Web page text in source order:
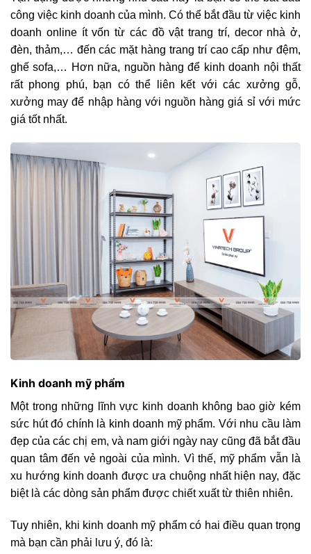
công việc kinh doanh của mình. Có thể bắt đầu từ việc kinh
doanh online ít vốn từ các đồ vật trang trí, decor nhà ở,
đèn, thảm,… đến các mặt hàng trang trí cao cấp như đệm,
ghế sofa,… Hơn nữa, nguồn hàng để kinh doanh nội thất
rất phong phú, bạn có thể liên kết với các xưởng gỗ,
xưởng may để nhập hàng với nguồn hàng giá sỉ với mức
giá tốt nhất.
Kinh doanh mỹ phẩm
Một trong những lĩnh vực kinh doanh không bao giờ kém
sức hút đó chính là kinh doanh mỹ phẩm. Với nhu cầu làm
đẹp của các chị em, và nam giới ngày nay cũng đã bắt đầu
quan tâm đến vẻ ngoài của mình. Vì thế, mỹ phẩm vẫn là
xu hướng kinh doanh được ưa chuộng nhất hiện nay, đặc
biệt là các dòng sản phẩm được chiết xuất từ thiên nhiên.
Tuy nhiên, khi kinh doanh mỹ phẩm có hai điều quan trọng
mà bạn cần phải lưu ý, đó là: